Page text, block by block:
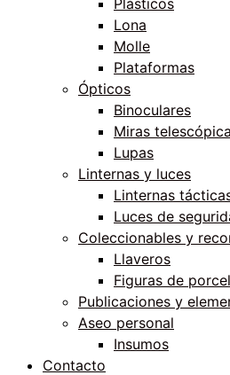
Plásticos
Lona
Molle
Plataformas
Ópticos
Binoculares
Miras
Lupas
Linternas y luces
Linternas
Luces de
Coleccionables y
Llaveros
Figuras de
Publicaciones y
Aseo personal
Insumos
Contacto